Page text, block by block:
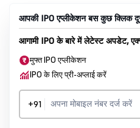
आपकी IPO एप्लीकेशन बस कुछ क्लिक
आगामी IPO के बारे में लेटेस्ट अपडेट,
मुफ्त IPO एप्लीकेशन
IPO के लिए प्री-अप्लाई करें
+91